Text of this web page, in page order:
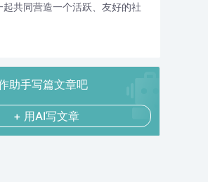
起共同营造一个活跃、友好的社
助手写篇文章吧
+ 用AI写文章